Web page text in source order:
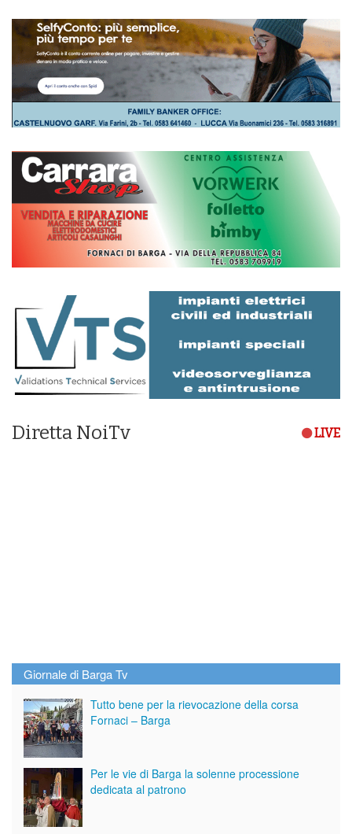
Diretta NoiTv LIVE
Giornale di Barga Tv
Tutto bene per la rievocazione della corsa
Fornaci – Barga
Per le vie di Barga la solenne processione
dedicata al patrono